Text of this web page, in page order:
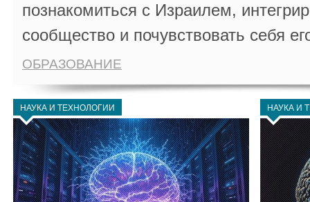
познакомиться с Израилем,
сообщество и почувствовать себя
ОБРАЗОВАНИЕ
НАУКА И ТЕХНОЛОГИИ НАУКА И